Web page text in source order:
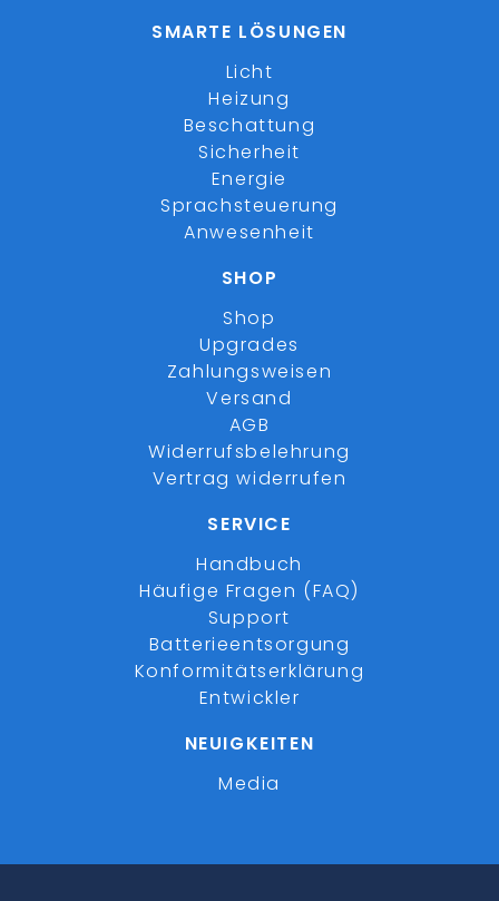
SMARTE LÖSUNGEN
Licht
Heizung
Beschattung
Sicherheit
Energie
Sprachsteuerung
Anwesenheit
SHOP
Shop
Upgrades
Zahlungsweisen
Versand
AGB
Widerrufsbelehrung
Vertrag widerrufen
SERVICE
Handbuch
Häufige Fragen (FAQ)
Support
Batterieentsorgung
Konformitätserklärung
Entwickler
NEUIGKEITEN
Media